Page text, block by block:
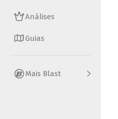
Análises
Guias
Mais Blast